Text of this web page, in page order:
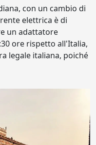
con un cambio di
elettrica è di
un adattatore
ore rispetto all'Italia,
legale italiana, poiché